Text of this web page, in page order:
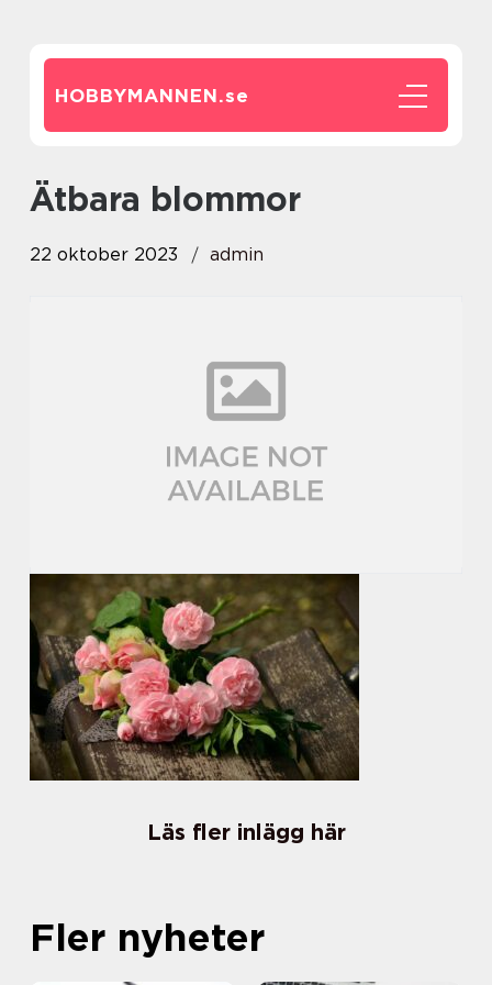
HOBBYMANNEN.se
ätbara blommor
22 oktober 2023 admin
Läs fler inlägg här
Fler nyheter